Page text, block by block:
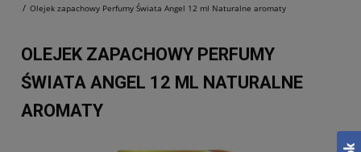
Olejek zapachowy Perfumy Świata Angel 12 ml Naturalne aromaty
OLEJEK ZAPACHOWY PERFUMY
ŚWIATA ANGEL 12 ML NATURALNE
AROMATY